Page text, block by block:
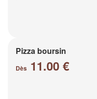
Pizza boursin
Dès 11.00 €